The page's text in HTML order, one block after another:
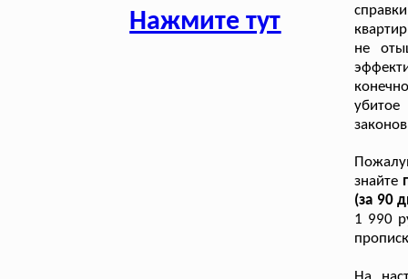
Нажмите тут
не
знайте
(за 90
1 990